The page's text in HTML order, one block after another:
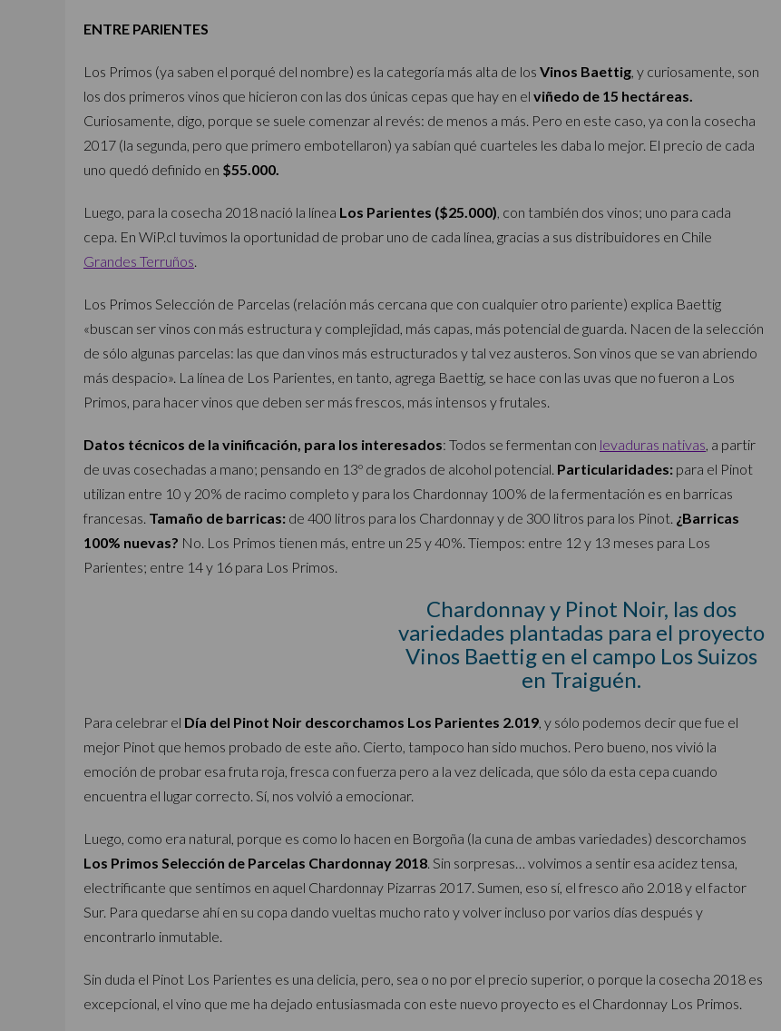
ENTRE PARIENTES
Los Primos (ya saben el porqué del nombre) es la categoría más alta de los Vinos Baettig, y curiosamente, son
los dos primeros vinos que hicieron con las dos únicas cepas que hay en el viñedo de 15 hectáreas.
Curiosamente, digo, porque se suele comenzar al revés: de menos a más. Pero en este caso, ya con la cosecha
2017 (la segunda, pero que primero embotellaron) ya sabían qué cuarteles les daba lo mejor. El precio de cada
uno quedó definido en $55.000.
Luego, para la cosecha 2018 nació la línea Los Parientes ($25.000), con también dos vinos; uno para cada
cepa. En WiP.cl tuvimos la oportunidad de probar uno de cada línea, gracias a sus distribuidores en Chile
Grandes Terruños.
Los Primos Selección de Parcelas (relación más cercana que con cualquier otro pariente) explica Baettig
«buscan ser vinos con más estructura y complejidad, más capas, más potencial de guarda. Nacen de la selección
de sólo algunas parcelas: las que dan vinos más estructurados y tal vez austeros. Son vinos que se van abriendo
más despacio». La línea de Los Parientes, en tanto, agrega Baettig, se hace con las uvas que no fueron a Los
Primos, para hacer vinos que deben ser más frescos, más intensos y frutales.
Datos técnicos de la vinificación, para los interesados: Todos se fermentan con levaduras nativas, a partir
de uvas cosechadas a mano; pensando en 13º de grados de alcohol potencial. Particularidades: para el Pinot
utilizan entre 10 y 20% de racimo completo y para los Chardonnay 100% de la fermentación es en barricas
francesas. Tamaño de barricas: de 400 litros para los Chardonnay y de 300 litros para los Pinot. ¿Barricas
100% nuevas? No. Los Primos tienen más, entre un 25 y 40%. Tiempos: entre 12 y 13 meses para Los
Parientes; entre 14 y 16 para Los Primos.
Chardonnay y Pinot Noir, las dos
variedades plantadas para el proyecto
Vinos Baettig en el campo Los Suizos
en Traiguén.
Para celebrar el Día del Pinot Noir descorchamos Los Parientes 2.019, y sólo podemos decir que fue el
mejor Pinot que hemos probado de este año. Cierto, tampoco han sido muchos. Pero bueno, nos vivió la
emoción de probar esa fruta roja, fresca con fuerza pero a la vez delicada, que sólo da esta cepa cuando
encuentra el lugar correcto. Sí, nos volvió a emocionar.
Luego, como era natural, porque es como lo hacen en Borgoña (la cuna de ambas variedades) descorchamos
Los Primos Selección de Parcelas Chardonnay 2018. Sin sorpresas… volvimos a sentir esa acidez tensa,
electrificante que sentimos en aquel Chardonnay Pizarras 2017. Sumen, eso sí, el fresco año 2.018 y el factor
Sur. Para quedarse ahí en su copa dando vueltas mucho rato y volver incluso por varios días después y
encontrarlo inmutable.
Sin duda el Pinot Los Parientes es una delicia, pero, sea o no por el precio superior, o porque la cosecha 2018 es
excepcional, el vino que me ha dejado entusiasmada con este nuevo proyecto es el Chardonnay Los Primos.